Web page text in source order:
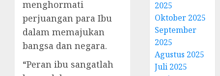
menghormati
perjuangan para Ibu
dalam memajukan
bangsa dan negara.
“Peran ibu sangatlah
2025
Oktober 2025
September
2025
Agustus 2025
Juli 2025